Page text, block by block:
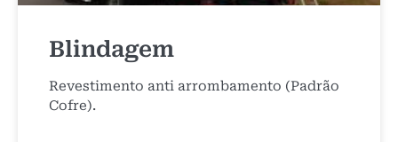
Blindagem
Revestimento anti arrombamento (Padrão
Cofre).